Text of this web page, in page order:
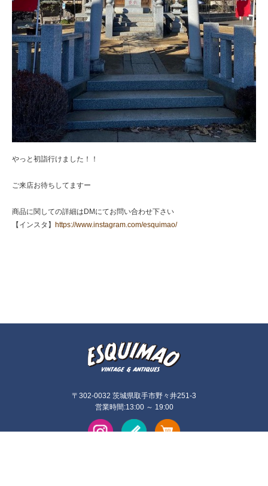
やっと初詣行けました！！
ご来店お待ちしてますー
商品に関しての詳細はDMにてお問い合わせ下さい
【インスタ】 https://www.instagram.com/esquimao/
〒302-0032 茨城県取手市野々井251-3
営業時間:13:00 ～ 19:00